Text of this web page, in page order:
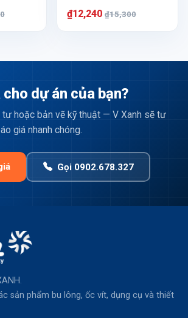
₫12,240 ₫15,300
cho dự án của bạn?
tư hoặc bản vẽ kỹ thuật — V Xanh sẽ tư
giá nhanh chóng.
Gọi 0902.678.327
sản phẩm bu lông, ốc vít, dụng cụ và thiết